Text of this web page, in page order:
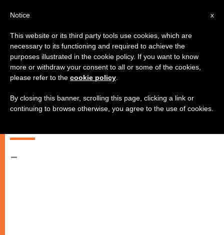
كلمة قداسة البطريرك أبونا باولس،
بطريرك الكنيسة الإثيوبية الأرثوذكسية
في سينودس الأساقفة من أجل
–
x
Notice
This website or its third party tools use cookies, which are
necessary to its functioning and required to achieve the
purposes illustrated in the cookie policy. If you want to know
more or withdraw your consent to all or some of the cookies,
please refer to the cookie policy
By closing this banner, scrolling this page, clicking a link or
continuing to browse otherwise, you agree to the use of cookies.